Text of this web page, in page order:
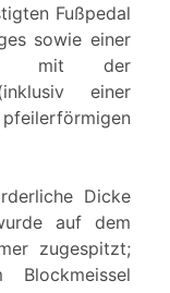
Fußpedal
sowie einer
mit der
einer
Dicke
auf dem
zugespitzt;